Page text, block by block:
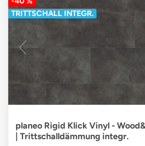
TRITTSCHALL INTEGR.
planeo Rigid Klick Vinyl -
| Trittschalldämmung integr.